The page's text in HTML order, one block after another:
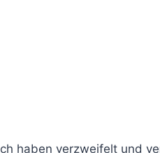
haben verzweifelt und